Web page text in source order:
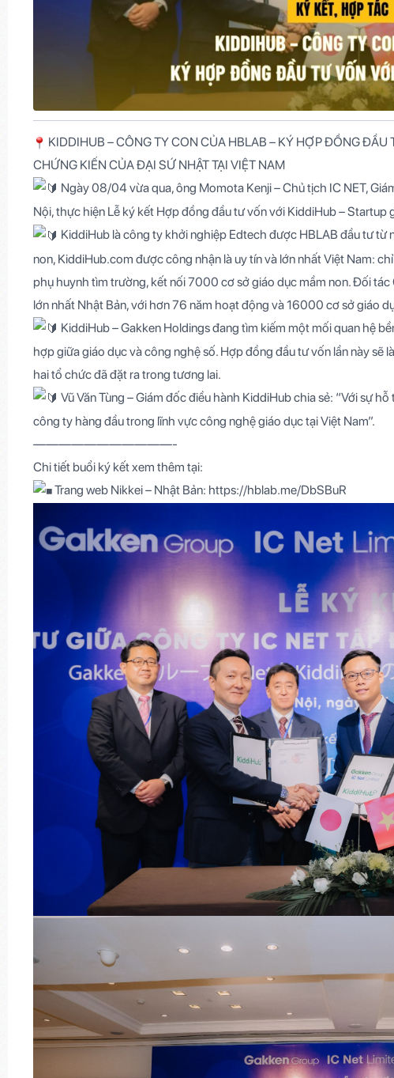
KIDDIHUB – CÔNG TY CON CỦA HBLAB – KÝ HỢP ĐỒNG
CHỨNG KIẾN CỦA ĐẠI SỨ NHẬT TẠI VIỆT NAM
Ngày 08/04 vừa qua, ông Momota Kenji – Chủ tịch IC NET,
Nội, thực hiện Lễ ký kết Hợp đồng đầu tư vốn với KiddiHub – Startup
KiddiHub là công ty khởi nghiệp Edtech được HBLAB đầu tư
non, KiddiHub.com được công nhận là uy tín và lớn nhất Việt Nam:
phụ huynh tìm trường, kết nối 7000 cơ sở giáo dục mầm non. Đối
lớn nhất Nhật Bản, với hơn 76 năm hoạt động và 16000 cơ sở giáo
KiddiHub – Gakken Holdings đang tìm kiếm một mối quan hệ
hợp giữa giáo dục và công nghệ số. Hợp đồng đầu tư vốn lần này sẽ
hai tổ chức đã đặt ra trong tương lai.
Vũ Văn Tùng – Giám đốc điều hành KiddiHub chia sẻ: “Với sự
công ty hàng đầu trong lĩnh vực công nghệ giáo dục tại Việt Nam”.
———————————-
Chi tiết buổi ký kết xem thêm tại:
Trang web Nikkei – Nhật Bản: https://hblab.me/DbSBuR